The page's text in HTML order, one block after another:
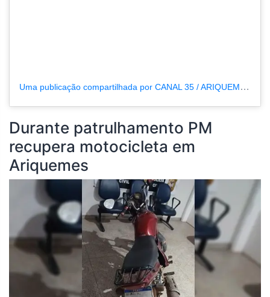
Uma publicação compartilhada por CANAL 35 / ARIQUEMES190 (@tvpcanal35)
Durante patrulhamento PM
recupera motocicleta em
Ariquemes